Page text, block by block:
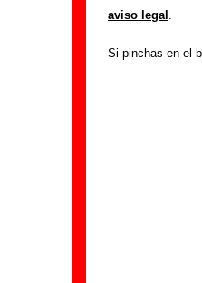
aviso legal .
Si pinchas en el
colaboración.
Nombre: